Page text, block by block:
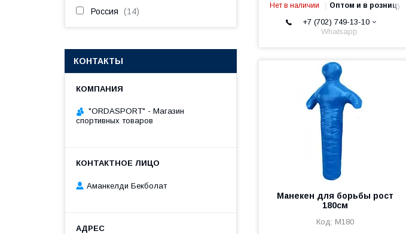
Нет в наличии Оптом и в розницу
+7 (702) 749-13-10
Whatsapp
Манекен для борьбы рост
180см
M180
Россия 14
КОНТАКТЫ
"ORDASPORT" - Магазин
спортивных товаров
Аманкелди Бекболат